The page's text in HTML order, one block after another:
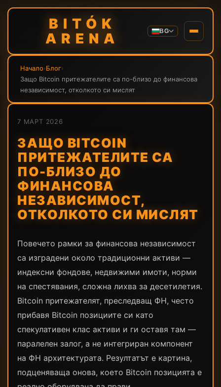
BITÓK
ARENA
BG
Начало›Блог›
Защо Bitcoin притежателите са по-близо до финансова
независимост, отколкото си мислят
7 МАРТ 2026
ЗАЩО BITCOIN
ПРИТЕЖАТЕЛИТЕ СА
ПО-БЛИЗО ДО
ФИНАНСОВА
НЕЗАВИСИМОСТ,
ОТКОЛКОТО СИ МИСЛЯТ
Повечето рамки за финансова независимост
са изградени около традиционни активи —
индексни фондове, недвижими имоти, норми
на спестявания, сложна лихва за десетилетия.
Bitcoin притежателят, преследващ ФН, често
прибавя Bitcoin позициите си като
спекулативен клас активи и ги оставя там —
паралелен залог, а не интегриран компонент
на ФН архитектурата. Резултатът е картина,
подценяваща онова, което Bitcoin позицията е